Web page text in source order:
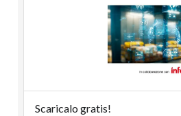
Scaricalo gratis!